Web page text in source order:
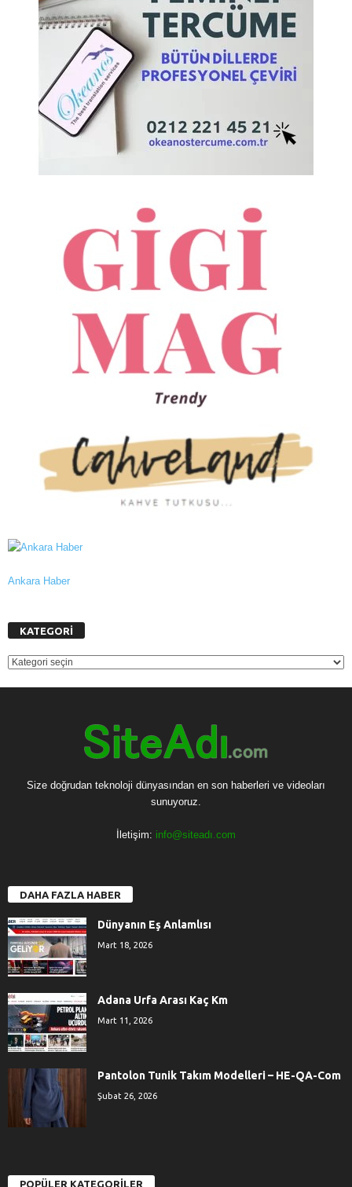
Ankara Haber
KATEGORİ
KATEGORİ
Size doğrudan teknoloji dünyasından en son haberleri ve videoları
sunuyoruz.
İletişim: info@siteadı.com
DAHA FAZLA HABER
Dünyanın Eş Anlamlısı
Mart 18, 2026
Adana Urfa Arası Kaç Km
Mart 11, 2026
Pantolon Tunik Takım Modelleri – HE-QA-Com
Şubat 26, 2026
POPÜLER KATEGORİLER